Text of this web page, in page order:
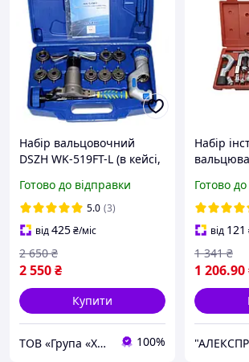
Набір вальцовочний
DSZH WK-519FT-L (в кейсі,
WK532+ример CT207)
Готово до відправки
5.0 (3)
від425₴/міс
2 550₴
2 650 ₴
Купити
ТОВ «Група «Хладрезерв» 100%
Набір
Готово
від 121
1 206.90
1 341 ₴